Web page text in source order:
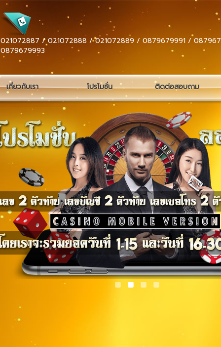
021072887 / 021072888 / 021072889 / 0879679991 /
0879679993
เกี่ยวกับเรา โปรโมชั่น ติดต่อสอบถาม